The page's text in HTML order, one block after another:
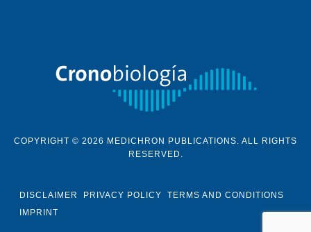
COPYRIGHT © 2026 MEDICHRON PUBLICATIONS. ALL RIGHTS
RESERVED.
DISCLAIMER PRIVACY POLICY
TERMS AND CONDITIONS
IMPRINT